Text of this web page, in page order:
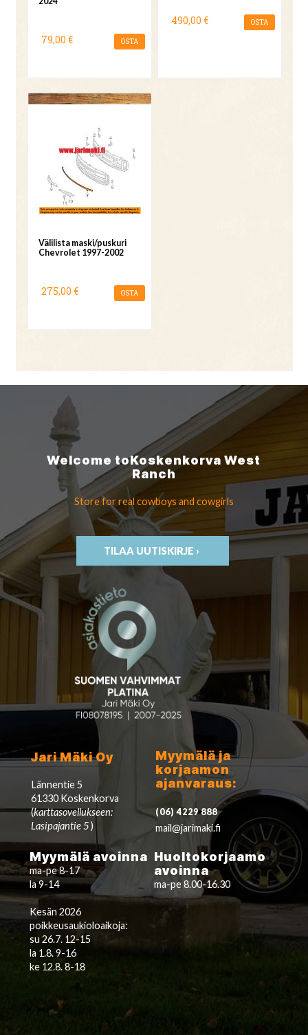
79,00 € OSTA
490,00 € OSTA
Välilista maski/puskuri
Chevrolet 1997-2002
275,00 € OSTA
Welcome toKoskenkorvaWest
Ranch
Store for real cowboys and cowgirls
TILAA UUTISKIRJE ›
Jari Mäki Oy
Lännentie 5
61330 Koskenkorva
(karttasovellukseen:
Lasipajantie 5)
Myymälä ja
korjaamon
ajanvaraus:
(06) 4229 888
mail@jarimaki.fi
Myymälä avoinna
ma-pe 8-17
la 9-14
Kesän 2026
poikkeusaukioloaikoja:
su 26.7. 12-15
la 1.8. 9-16
ke 12.8. 8-18
Huoltokorjaamo
avoinna
ma-pe 8.00-16.30